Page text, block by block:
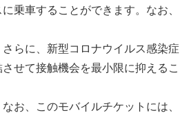
に乗車することができます。なお
らに、新型コロナウイルス感染
させて接触機会を最小限に抑える
お、このモバイルチケットには